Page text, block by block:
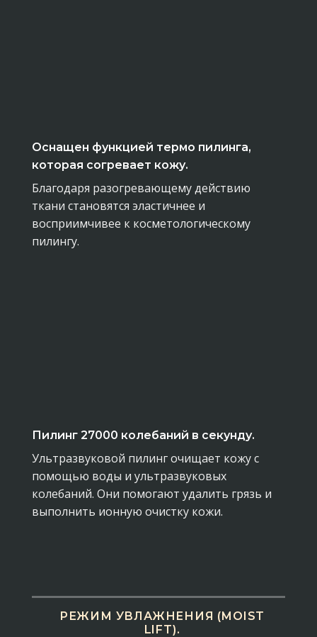
Оснащен функцией термо пилинга,
которая согревает кожу.
Благодаря разогревающему действию
ткани становятся эластичнее и
восприимчивее к косметологическому
пилингу.
Пилинг 27000 колебаний в секунду.
Ультразвуковой пилинг очищает кожу с
помощью воды и ультразвуковых
колебаний. Они помогают удалить грязь и
выполнить ионную очистку кожи.
РЕЖИМ УВЛАЖНЕНИЯ (MOIST
LIFT).